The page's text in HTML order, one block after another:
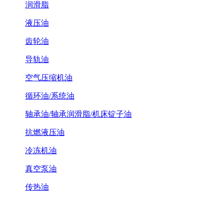
润滑脂
液压油
齿轮油
导轨油
空气压缩机油
循环油/系统油
轴承油/轴承润滑脂/机床锭子油
抗燃液压油
冷冻机油
真空泵油
传热油